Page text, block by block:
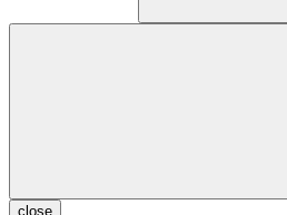
close